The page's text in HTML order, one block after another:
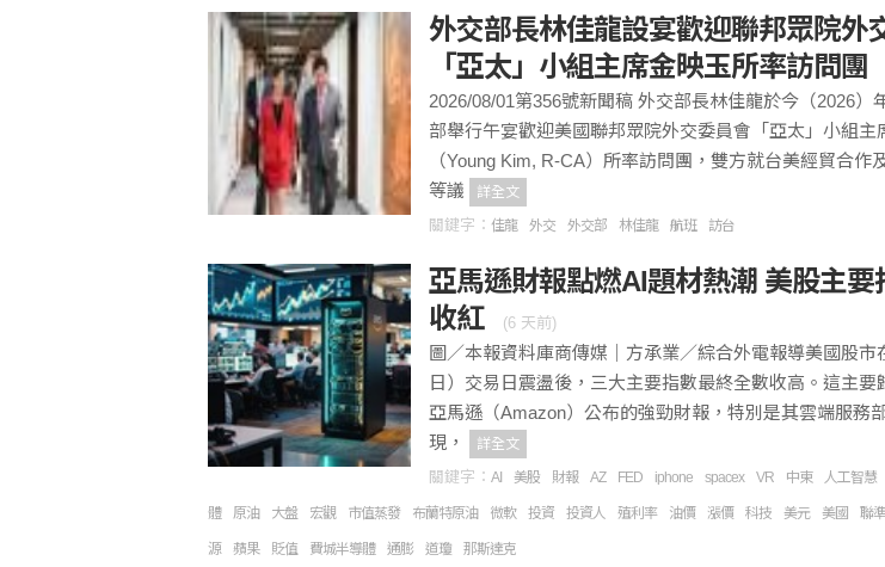
外交部長林佳龍設宴歡迎聯邦眾院外
「亞太」小組主席金映玉所率訪問團
2026/08/01第356號新聞稿 外交部長林佳龍於今（2026）
部舉行午宴歡迎美國聯邦眾院外交委員會「亞太」小組主
（Young Kim, R-CA）所率訪問團，雙方就台美經貿合作
等議
詳全文
關鍵字： 佳龍 外交 外交部 林佳龍 航班 訪台
亞馬遜財報點燃AI題材熱潮 美股主要
收紅
(6 天前)
圖／本報資料庫商傳媒｜方承業／綜合外電報導美國股市
日）交易日震盪後，三大主要指數最終全數收高。這主要
亞馬遜（Amazon）公布的強勁財報，特別是其雲端服務
現，
詳全文
關鍵字： AI 美股 財報 AZ FED iphone spacex VR 中東 人工智慧
體 原油 大盤 宏觀 市值蒸發 布蘭特原油 微軟 投資 投資人 殖利率 油價 漲價 科技 美元 美國 聯
源 蘋果 貶值 費城半導體 通膨 道瓊 那斯達克